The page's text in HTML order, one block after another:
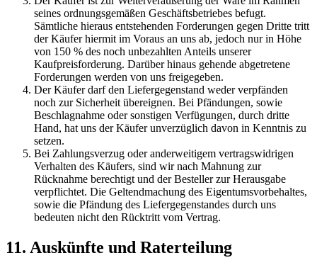
seines ordnungsgemäßen Geschäftsbetriebes befugt.
Sämtliche hieraus entstehenden Forderungen gegen Dritte tritt
der Käufer hiermit im Voraus an uns ab, jedoch nur in Höhe
von 150 % des noch unbezahlten Anteils unserer
Kaufpreisforderung. Darüber hinaus gehende abgetretene
Forderungen werden von uns freigegeben.
Der Käufer darf den Liefergegenstand weder verpfänden
noch zur Sicherheit übereignen. Bei Pfändungen, sowie
Beschlagnahme oder sonstigen Verfügungen, durch dritte
Hand, hat uns der Käufer unverzüglich davon in Kenntnis zu
setzen.
Bei Zahlungsverzug oder anderweitigem vertragswidrigen
Verhalten des Käufers, sind wir nach Mahnung zur
Rücknahme berechtigt und der Besteller zur Herausgabe
verpflichtet. Die Geltendmachung des Eigentumsvorbehaltes,
sowie die Pfändung des Liefergegenstandes durch uns
bedeuten nicht den Rücktritt vom Vertrag.
11. Auskünfte und Raterteilung